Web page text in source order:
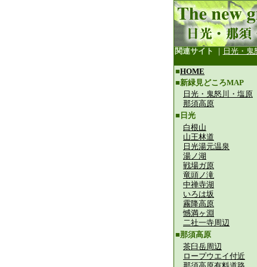
関連サイト ｜ 日光・鬼
■HOME
■新緑見どころMAP
日光・鬼怒川・塩原
那須高原
■日光
白根山
山王林道
日光湯元温泉
湯ノ湖
戦場ガ原
竜頭ノ滝
中禅寺湖
いろは坂
霧降高原
憾満ヶ淵
二社一寺周辺
■那須高原
茶臼岳周辺
ロープウエイ付近